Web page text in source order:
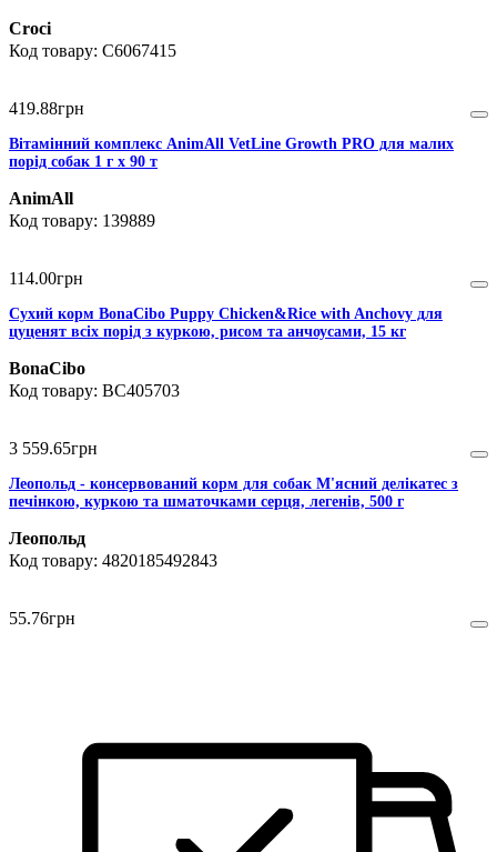
Croci
C6067415
419.88грн
Вітамінний комплекс AnimAll VetLine Growth PRO для малих
порід собак 1 г х 90 т
AnimAll
139889
114.00грн
Сухий корм BonaCibo Puppy Chicken&Rice with Anchovy для
цуценят всіх порід з куркою, рисом та анчоусами, 15 кг
BonaCibo
BC405703
3 559.65грн
Леопольд - консервований корм для собак М'ясний делікатес з
печінкою, куркою та шматочками серця, легенів, 500 г
Леопольд
4820185492843
55.76грн